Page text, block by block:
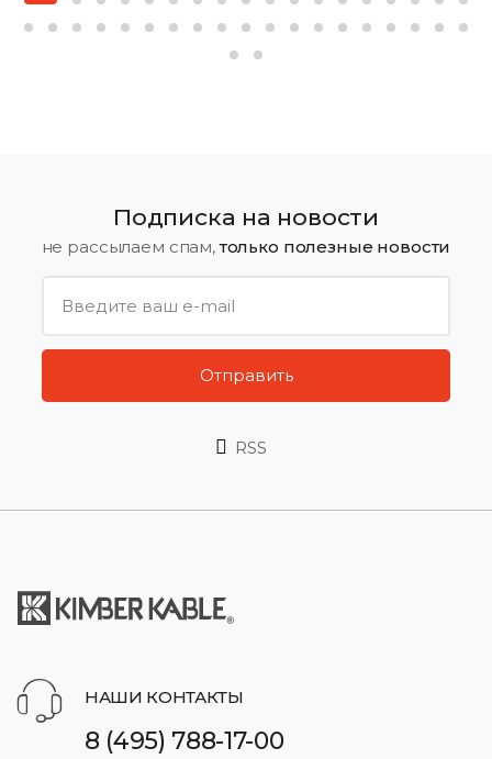
Подписка на новости
не рассылаем спам,только полезные новости
Отправить
RSS
НАШИ КОНТАКТЫ
8 (495) 788-17-00